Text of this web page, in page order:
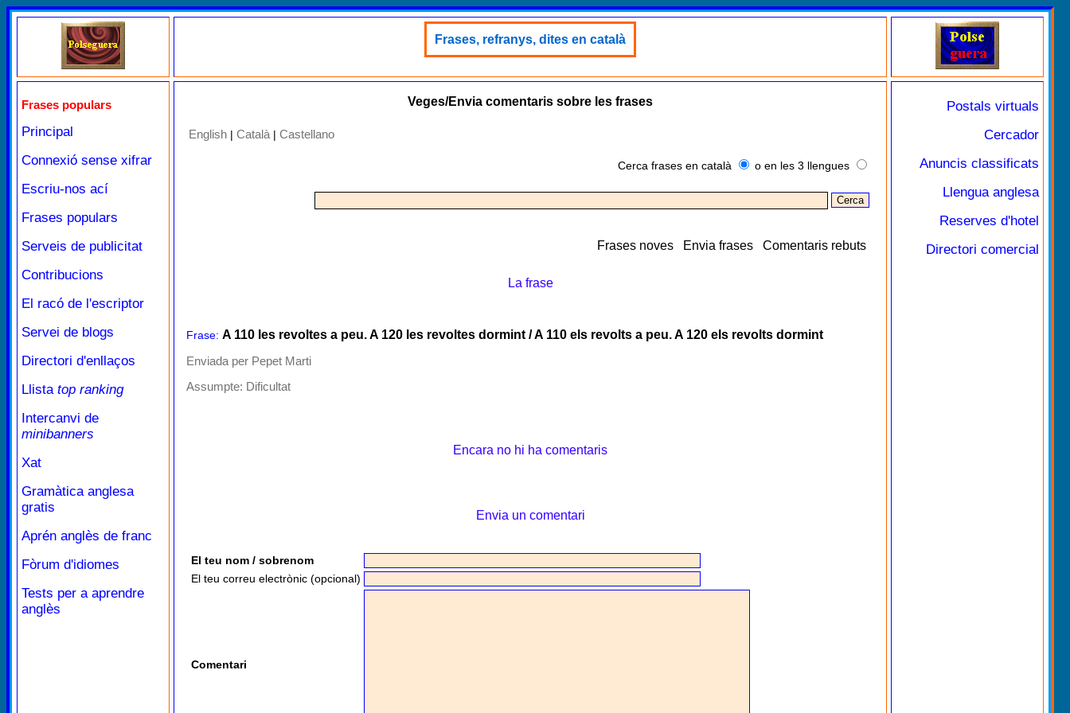
Frases, refranys, dites en català
Frases populars
Principal
Connexió sense xifrar
Escriu-nos ací
Frases populars
Serveis de publicitat
Contribucions
El racó de l'escriptor
Servei de blogs
Directori d'enllaços
Llista top ranking
Intercanvi de
minibanners
Xat
Gramàtica anglesa
gratis
Aprén anglès de franc
Fòrum d'idiomes
Tests per a aprendre
anglès
Veges/Envia comentaris sobre les frases
English | Català| Castellano
Cerca frases en català o en les 3 llengues
Frases noves Envia frases Comentaris rebuts
La frase
Frase: A 110 les revoltes a peu. A 120 les revoltes dormint / A 110 els revolts a peu. A 120 els revolts dormint
Enviada per Pepet Marti
Assumpte: Dificultat
Encara no hi ha comentaris
Envia un comentari
El teu nom / sobrenom
El teu correu electrònic (opcional)
Comentari
Postals virtuals
Cercador
Anuncis classificats
Llengua anglesa
Reserves d'hotel
Directori comercial